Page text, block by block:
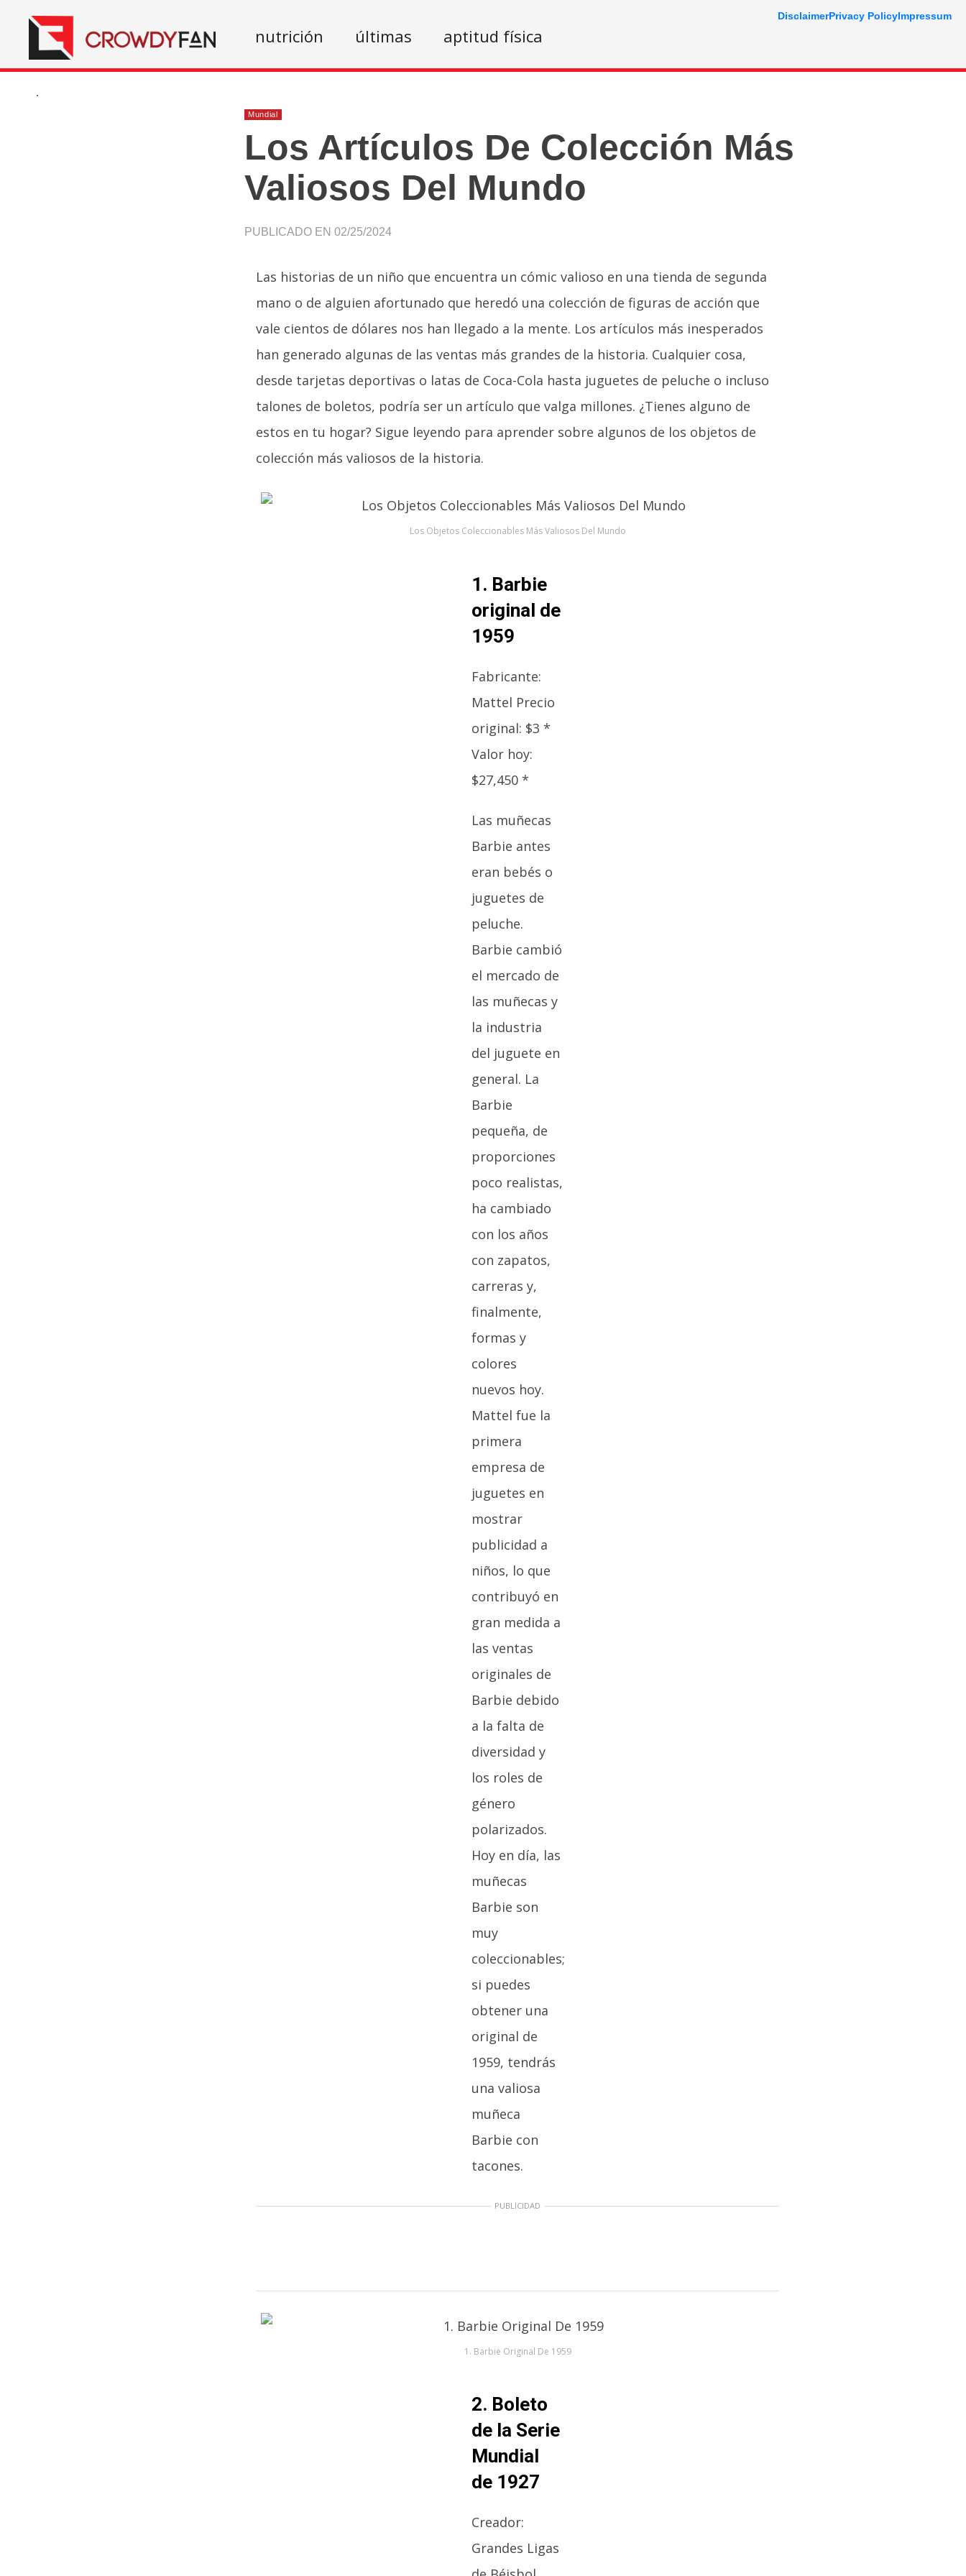
nutrición últimas aptitud física
.
Mundial
Los Artículos De Colección Más
Valiosos Del Mundo
PUBLICADO EN 02/25/2024
Las historias de un niño que encuentra un cómic valioso en una tienda de segunda
mano o de alguien afortunado que heredó una colección de figuras de acción que
vale cientos de dólares nos han llegado a la mente. Los artículos más inesperados
han generado algunas de las ventas más grandes de la historia. Cualquier cosa,
desde tarjetas deportivas o latas de Coca-Cola hasta juguetes de peluche o incluso
talones de boletos, podría ser un artículo que valga millones. ¿Tienes alguno de
estos en tu hogar? Sigue leyendo para aprender sobre algunos de los objetos de
colección más valiosos de la historia.
Los Objetos Coleccionables Más Valiosos Del Mundo
1. Barbie
original de
1959
Fabricante:
Mattel Precio
original: $3 *
Valor hoy:
$27,450 *
Las muñecas
Barbie antes
eran bebés o
juguetes de
peluche.
Barbie cambió
el mercado de
las muñecas y
la industria
del juguete en
general. La
Barbie
pequeña, de
proporciones
poco realistas,
ha cambiado
con los años
con zapatos,
carreras y,
finalmente,
formas y
colores
nuevos hoy.
Mattel fue la
primera
empresa de
juguetes en
mostrar
publicidad a
niños, lo que
contribuyó en
gran medida a
las ventas
originales de
Barbie debido
a la falta de
diversidad y
los roles de
género
polarizados.
Hoy en día, las
muñecas
Barbie son
muy
coleccionables;
si puedes
obtener una
original de
1959, tendrás
una valiosa
muñeca
Barbie con
tacones.
PUBLICIDAD
1. Barbie Original De 1959
2. Boleto
de la Serie
Mundial
de 1927
Creador:
Grandes Ligas
DisclaimerPrivacy PolicyImpressum